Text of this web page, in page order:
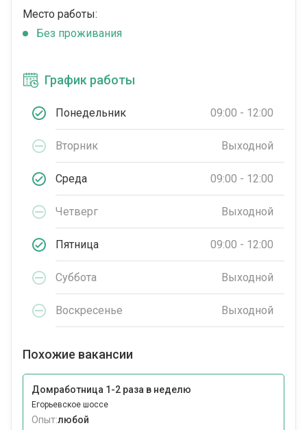
Место работы:
Без проживания
График работы
Понедельник 09:00 - 12:00
Вторник Выходной
Среда 09:00 - 12:00
Четверг Выходной
Пятница 09:00 - 12:00
Суббота Выходной
Воскресенье Выходной
Похожие вакансии
Домработница 1-2 раза в неделю
Егорьевское шоссе
Опыт:любой